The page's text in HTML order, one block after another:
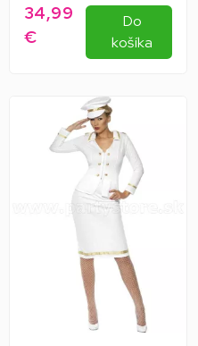
34,99
€
Do
košíka